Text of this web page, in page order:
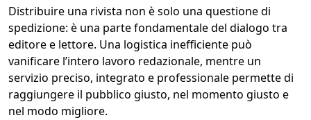
Distribuire una rivista non è solo una questione di
spedizione: è una parte fondamentale del dialogo tra
editore e lettore. Una logistica inefficiente può
vanificare l’intero lavoro redazionale, mentre un
servizio preciso, integrato e professionale permette di
raggiungere il pubblico giusto, nel momento giusto e
nel modo migliore.